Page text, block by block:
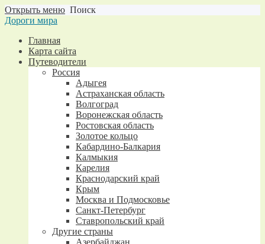
Открыть меню Поиск
Дороги мира
Главная
Карта сайта
Путеводители
Россия
Адыгея
Астраханская область
Волгоград
Воронежская область
Ростовская область
Золотое кольцо
Кабардино-Балкария
Калмыкия
Карелия
Краснодарский край
Крым
Москва и Подмосковье
Санкт-Петербург
Ставропольский край
Другие страны
Азербайджан